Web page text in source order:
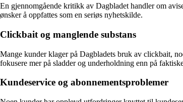
En gjennomgående kritikk av Dagbladet handler om
ønsker å oppfattes som en seriøs nyhetskilde.
Clickbait og manglende substans
Mange kunder klager på Dagbladets bruk av clickbait,
fokusere mer på sladder og underholdning enn på
Kundeservice og abonnementsproblemer